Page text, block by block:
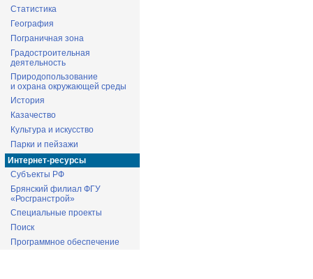
Статистика
География
Пограничная зона
Градостроительная
деятельность
Природопользование
и охрана окружающей среды
История
Казачество
Культура и искусство
Парки и пейзажи
Интернет-ресурсы
Субъекты РФ
Брянский филиал ФГУ
«Росгранстрой»
Специальные проекты
Поиск
Программное обеспечение